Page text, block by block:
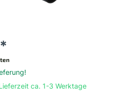
ca. 1-3 Werktage